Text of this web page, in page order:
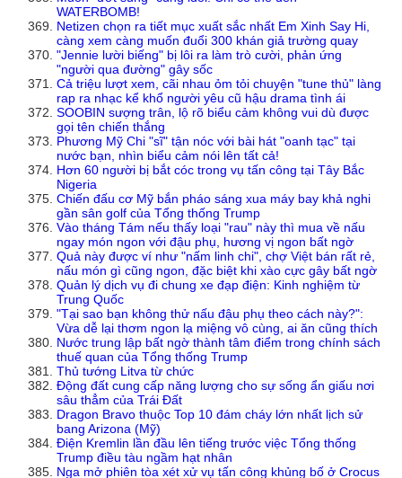
WATERBOMB!
Netizen chọn ra tiết mục xuất sắc nhất Em Xinh Say Hi,
càng xem càng muốn đuổi 300 khán giả trường quay
"Jennie lười biếng" bị lôi ra làm trò cười, phản ứng
"người qua đường" gây sốc
Cả triệu lượt xem, cãi nhau ỏm tỏi chuyện "tune thủ" làng
rap ra nhạc kể khổ người yêu cũ hậu drama tình ái
SOOBIN sượng trân, lộ rõ biểu cảm không vui dù được
gọi tên chiến thắng
Phương Mỹ Chi "sĩ" tận nóc với bài hát "oanh tạc" tại
nước bạn, nhìn biểu cảm nói lên tất cả!
Hơn 60 người bị bắt cóc trong vụ tấn công tại Tây Bắc
Nigeria
Chiến đấu cơ Mỹ bắn pháo sáng xua máy bay khả nghi
gần sân golf của Tổng thống Trump
Vào tháng Tám nếu thấy loại "rau" này thì mua về nấu
ngay món ngon với đậu phụ, hương vị ngon bất ngờ
Quả này được ví như "nấm linh chi", chợ Việt bán rất rẻ,
nấu món gì cũng ngon, đặc biệt khi xào cực gây bất ngờ
Quản lý dịch vụ đi chung xe đạp điện: Kinh nghiệm từ
Trung Quốc
"Tại sao bạn không thử nấu đậu phụ theo cách này?":
Vừa dễ lại thơm ngon lạ miệng vô cùng, ai ăn cũng thích
Nước trung lập bất ngờ thành tâm điểm trong chính sách
thuế quan của Tổng thống Trump
Thủ tướng Litva từ chức
Động đất cung cấp năng lượng cho sự sống ẩn giấu nơi
sâu thẳm của Trái Đất
Dragon Bravo thuộc Top 10 đám cháy lớn nhất lịch sử
bang Arizona (Mỹ)
Điện Kremlin lần đầu lên tiếng trước việc Tổng thống
Trump điều tàu ngầm hạt nhân
Nga mở phiên tòa xét xử vụ tấn công khủng bố ở Crocus